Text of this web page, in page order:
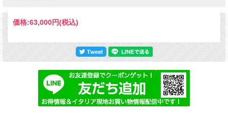
価格:63,000円(税込)